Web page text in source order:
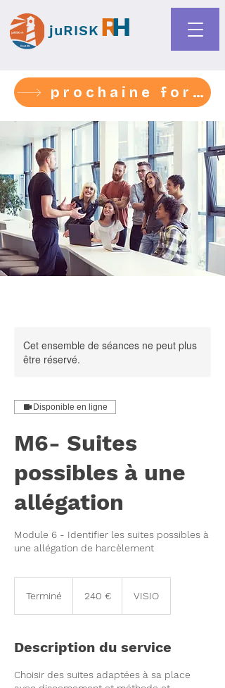
juRISK RH
prochaine formation 1-2-3 sept- médiation harcèlement
Cet ensemble de séances ne peut plus
être réservé.
Disponible en ligne
M6- Suites
possibles à une
allégation
Module 6 - Identifier les suites possibles à
une allégation de harcèlement
Terminé
i
é
240 € VISIO
Description du service
Choisir des suites adaptées à sa place